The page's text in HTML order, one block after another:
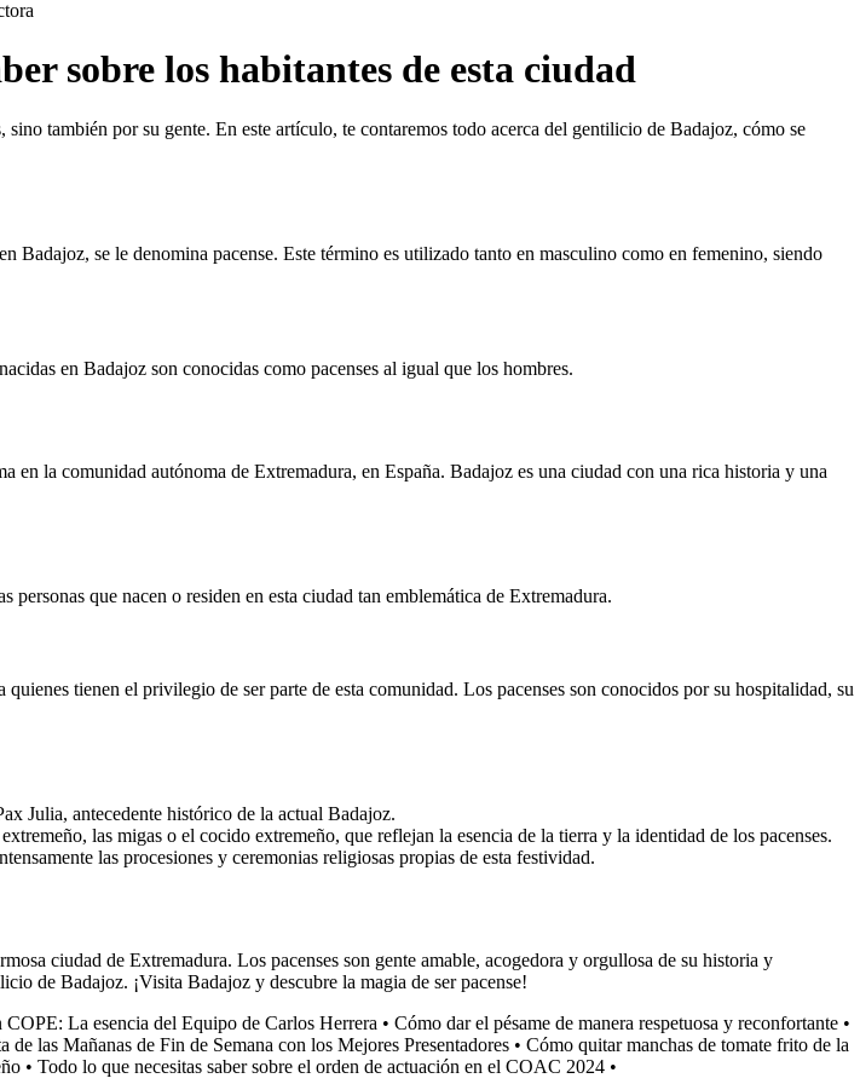
sobre los habitantes de esta ciudad
también por su gente. En este artículo, te contaremos todo acerca del gentilicio de Badajoz, cómo se
Badajoz, se le denomina pacense. Este término es utilizado tanto en masculino como en femenino, siendo
en Badajoz son conocidas como pacenses al igual que los hombres.
la comunidad autónoma de Extremadura, en España. Badajoz es una ciudad con una rica historia y una
que nacen o residen en esta ciudad tan emblemática de Extremadura.
tienen el privilegio de ser parte de esta comunidad. Los pacenses son conocidos por su hospitalidad, su
Julia, antecedente histórico de la actual Badajoz.
las migas o el cocido extremeño, que reflejan la esencia de la tierra y la identidad de los pacenses.
las procesiones y ceremonias religiosas propias de esta festividad.
ciudad de Extremadura. Los pacenses son gente amable, acogedora y orgullosa de su historia y
de Badajoz. ¡Visita Badajoz y descubre la magia de ser pacense!
La esencia del Equipo de Carlos Herrera • Cómo dar el pésame de manera respetuosa y reconfortante •
de las Mañanas de Fin de Semana con los Mejores Presentadores • Cómo quitar manchas de tomate frito de la
• Todo lo que necesitas saber sobre el orden de actuación en el COAC 2024 •